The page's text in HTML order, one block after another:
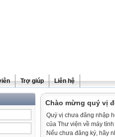
Trợ giúp Liên hệ
Chào mừng quý vị
Quý vị chưa đăng nhập
của Thư viện về máy
Nếu chưa đăng ký, hãy